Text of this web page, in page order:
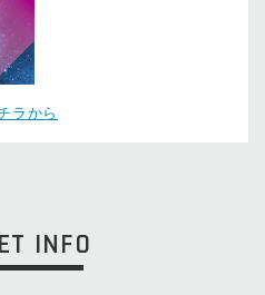
ラから
INFO